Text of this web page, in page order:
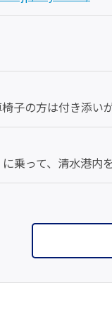
子の方は付き添い
乗って、清水港内